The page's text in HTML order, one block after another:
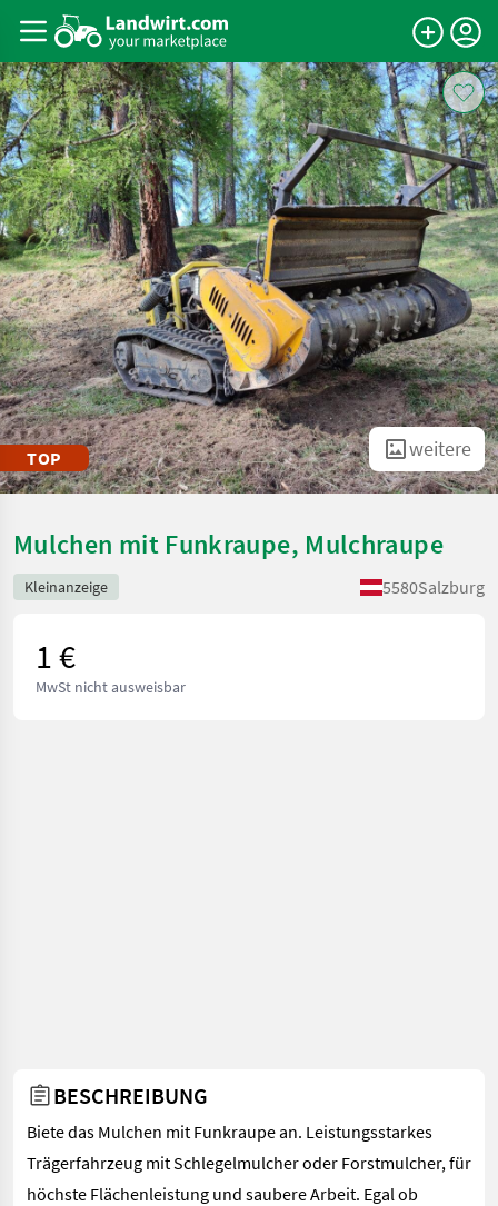
TOP weitere
Mulchen mit Funkraupe, Mulchraupe
Kleinanzeige 5580Salzburg
1 €
MwSt nicht ausweisbar
BESCHREIBUNG
Biete das Mulchen mit Funkraupe an. Leistungsstarkes
Trägerfahrzeug mit Schlegelmulcher oder Forstmulcher, für
höchste Flächenleistung und saubere Arbeit. Egal ob